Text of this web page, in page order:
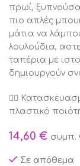
πρωί,
πιο απλές
μάτια να
λουλούδια,
ταπέρια με
δημιουργούν
👉🏻
πλαστικό
14,60 €
Σε απόθεμα